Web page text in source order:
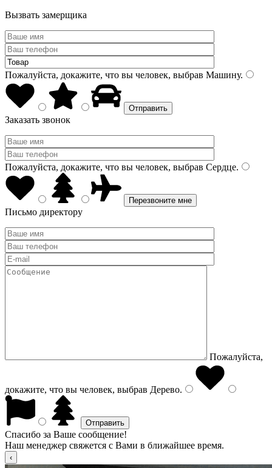
Вызвать замерщика
Пожалуйста, докажите, что вы человек, выбрав Машину.
Заказать звонок
Пожалуйста, докажите, что вы человек, выбрав Сердце.
Письмо директору
Пожалуйста,
докажите, что вы человек, выбрав Дерево.
Спасибо за Ваше сообщение!
Наш менеджер свяжется с Вами в ближайшее время.